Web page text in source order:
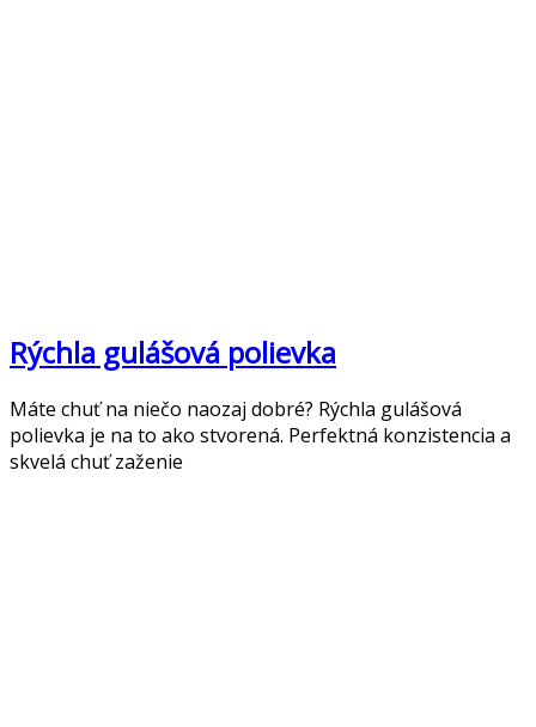
Rýchla gulášová polievka
Máte chuť na niečo naozaj dobré? Rýchla gulášová
polievka je na to ako stvorená. Perfektná konzistencia a
skvelá chuť zaženie